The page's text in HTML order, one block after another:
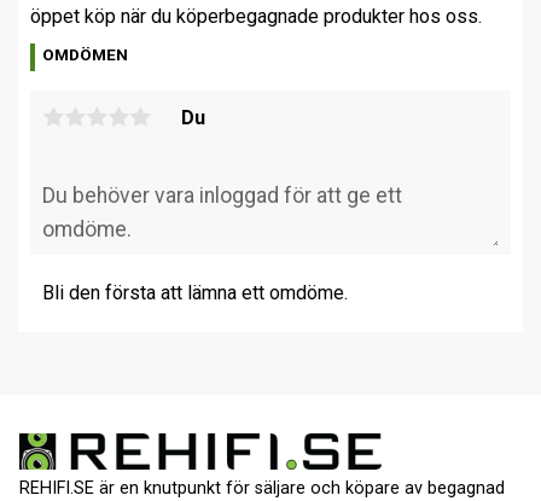
öppet köp när du köperbegagnade produkter hos oss.
OMDÖMEN
Du
Bli den första att lämna ett omdöme.
REHIFI.SE är en knutpunkt för säljare och köpare av begagnad